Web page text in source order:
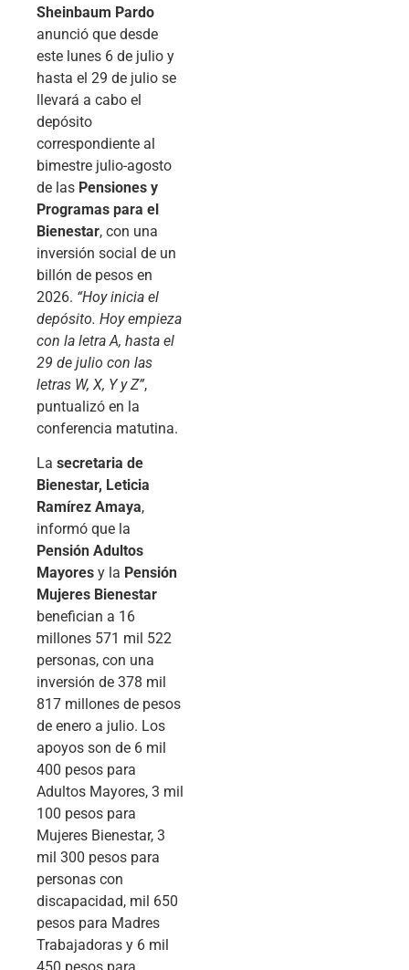
Sheinbaum Pardo
anunció que desde
este lunes 6 de julio y
hasta el 29 de julio se
llevará a cabo el
depósito
correspondiente al
bimestre julio-agosto
de las Pensiones y
Programas para el
Bienestar, con una
inversión social de un
billón de pesos en
2026. “Hoy inicia el
depósito. Hoy empieza
con la letra A, hasta el
29 de julio con las
letras W, X, Y y Z”,
puntualizó en la
conferencia matutina.
La secretaria de
Bienestar, Leticia
Ramírez Amaya,
informó que la
Pensión Adultos
Mayores y la Pensión
Mujeres Bienestar
benefician a 16
millones 571 mil 522
personas, con una
inversión de 378 mil
817 millones de pesos
de enero a julio. Los
apoyos son de 6 mil
400 pesos para
Adultos Mayores, 3 mil
100 pesos para
Mujeres Bienestar, 3
mil 300 pesos para
personas con
discapacidad, mil 650
pesos para Madres
Trabajadoras y 6 mil